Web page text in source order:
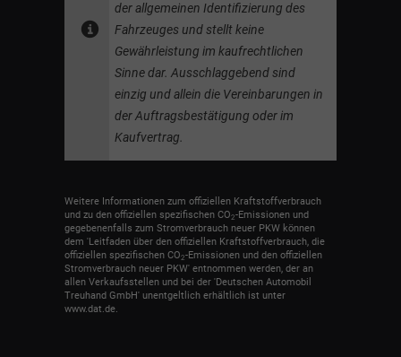
der allgemeinen Identifizierung des
Fahrzeuges und stellt keine
Gewährleistung im kaufrechtlichen
Sinne dar. Ausschlaggebend sind
einzig und allein die Vereinbarungen in
der Auftragsbestätigung oder im
Kaufvertrag.
Weitere Informationen zum offiziellen Kraftstoffverbrauch
und zu den offiziellen spezifischen CO2-Emissionen und
gegebenenfalls zum Stromverbrauch neuer PKW können
dem 'Leitfaden über den offiziellen Kraftstoffverbrauch, die
offiziellen spezifischen CO2-Emissionen und den offiziellen
Stromverbrauch neuer PKW' entnommen werden, der an
allen Verkaufsstellen und bei der 'Deutschen Automobil
Treuhand GmbH' unentgeltlich erhältlich ist unter
www.dat.de.